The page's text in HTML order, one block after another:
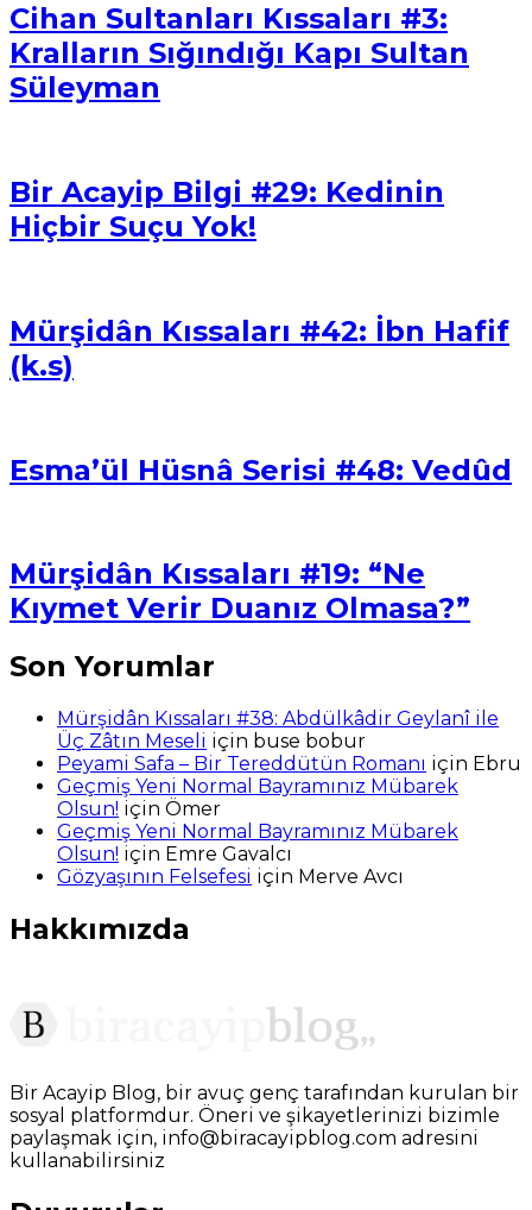
Cihan Sultanları Kıssaları #3:
Kralların Sığındığı Kapı Sultan
Süleyman
Bir Acayip Bilgi #29: Kedinin
Hiçbir Suçu Yok!
Mürşidân Kıssaları #42: İbn Hafif
(k.s)
Esma’ül Hüsnâ Serisi #48: Vedûd
Mürşidân Kıssaları #19: “Ne
Kıymet Verir Duanız Olmasa?”
Son Yorumlar
Mürşidân Kıssaları #38: Abdülkâdir Geylanî ile
Üç Zâtın Meseli için buse bobur
Peyami Safa – Bir Tereddütün Romanı için Ebru
Geçmiş Yeni Normal Bayramınız Mübarek
Olsun! için Ömer
Geçmiş Yeni Normal Bayramınız Mübarek
Olsun! için Emre Gavalcı
Gözyaşının Felsefesi için Merve Avcı
Hakkımızda
Bir Acayip Blog, bir avuç genç tarafından kurulan bir
sosyal platformdur. Öneri ve şikayetlerinizi bizimle
paylaşmak için, info@biracayipblog.com adresini
kullanabilirsiniz